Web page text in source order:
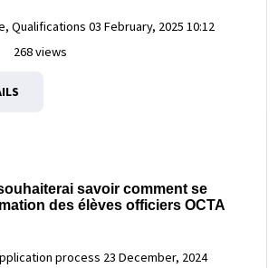
Qualifications 03 February, 2025 10:12
268 views
savoir comment se
des élèves officiers OCTA
process 23 December, 2024